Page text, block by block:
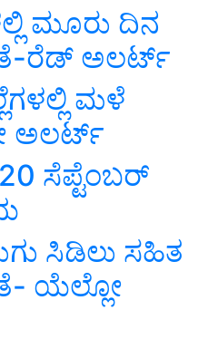
ಮೂರು ದಿನ
ರೆಡ್ ಅಲರ್ಟ್
ಮಳೆ
ಅಲರ್ಟ್
ಸೆಪ್ಟೆಂಬರ್
ಸಿಡಿಲು ಸಹಿತ
ಯೆಲ್ಲೋ